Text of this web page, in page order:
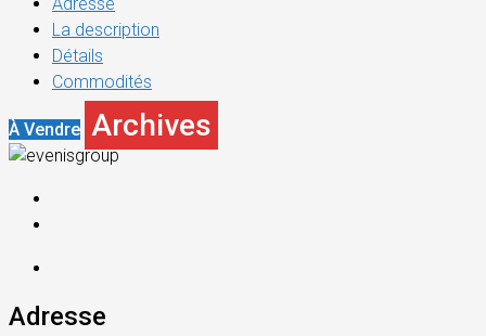
La description
Détails
Commodités
À Vendre Archives
Adresse